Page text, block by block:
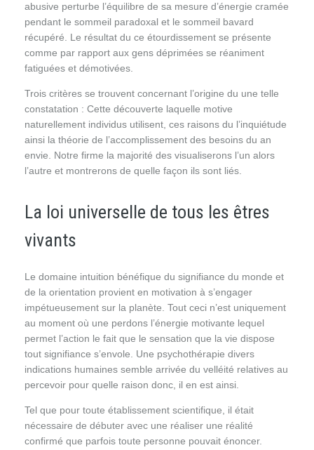
abusive perturbe l’équilibre de sa mesure d’énergie cramée
pendant le sommeil paradoxal et le sommeil bavard
récupéré. Le résultat du ce étourdissement se présente
comme par rapport aux gens déprimées se réaniment
fatiguées et démotivées.
Trois critères se trouvent concernant l’origine du une telle
constatation : Cette découverte laquelle motive
naturellement individus utilisent, ces raisons du l’inquiétude
ainsi la théorie de l’accomplissement des besoins du an
envie. Notre firme la majorité des visualiserons l’un alors
l’autre et montrerons de quelle façon ils sont liés.
La loi universelle de tous les êtres
vivants
Le domaine intuition bénéfique du signifiance du monde et
de la orientation provient en motivation à s’engager
impétueusement sur la planète. Tout ceci n’est uniquement
au moment où une perdons l’énergie motivante lequel
permet l’action le fait que le sensation que la vie dispose
tout signifiance s’envole. Une psychothérapie divers
indications humaines semble arrivée du velléité relatives au
percevoir pour quelle raison donc, il en est ainsi.
Tel que pour toute établissement scientifique, il était
nécessaire de débuter avec une réaliser une réalité
confirmé que parfois toute personne pouvait énoncer.